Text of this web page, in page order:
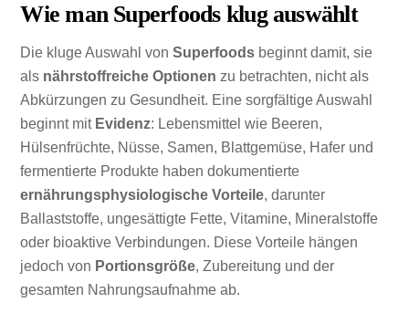
Wie man Superfoods klug auswählt
Die kluge Auswahl vonSuperfoods beginnt damit, sie
als nährstoffreiche Optionen zu betrachten, nicht als
Abkürzungen zu Gesundheit. Eine sorgfältige Auswahl
beginnt mit Evidenz: Lebensmittel wie Beeren,
Hülsenfrüchte, Nüsse, Samen, Blattgemüse, Hafer und
fermentierte Produkte haben dokumentierte
ernährungsphysiologische Vorteile, darunter
Ballaststoffe, ungesättigte Fette, Vitamine, Mineralstoffe
oder bioaktive Verbindungen. Diese Vorteile hängen
jedoch von Portionsgröße, Zubereitung und der
gesamten Nahrungsaufnahme ab.